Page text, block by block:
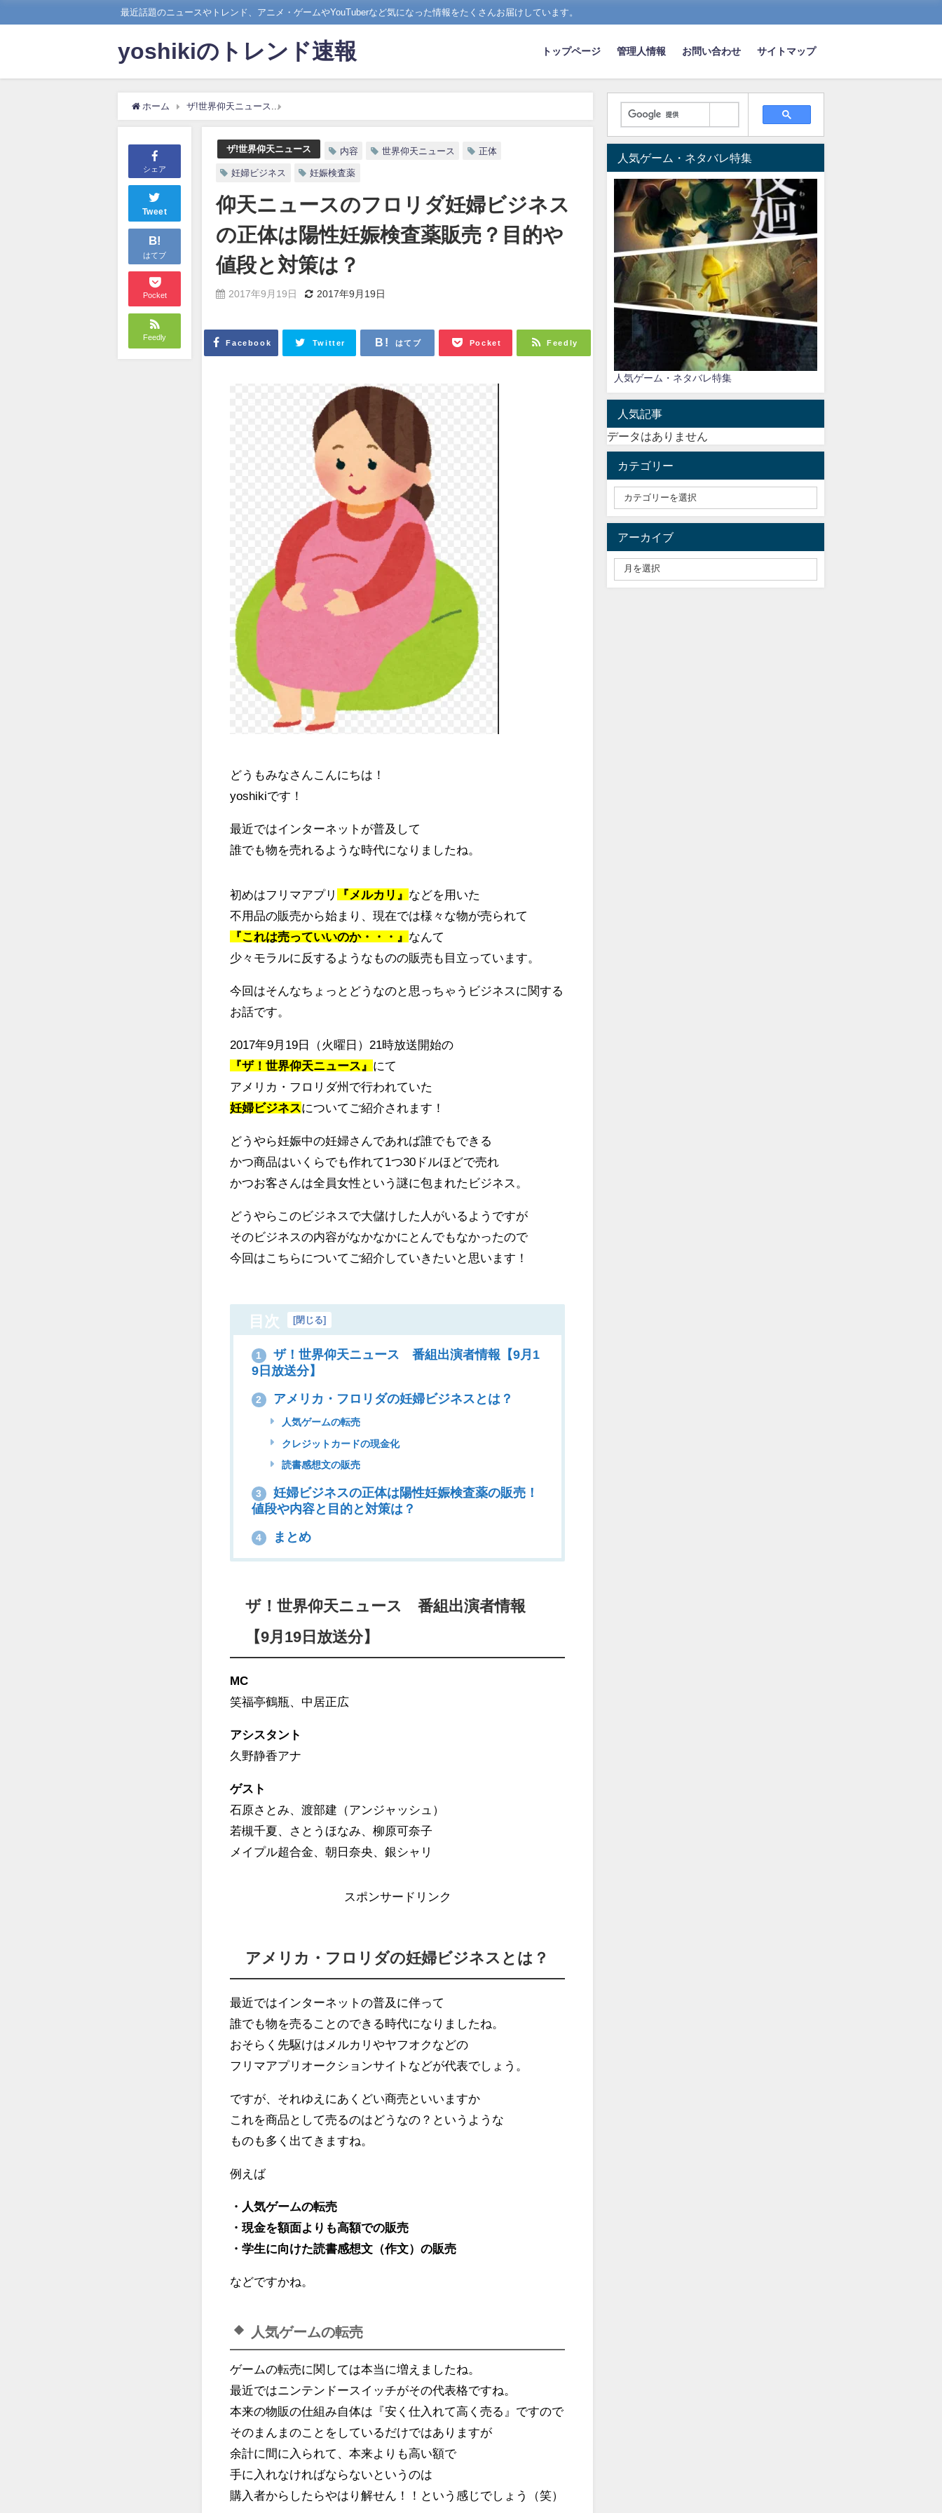
最近話題のニュースやトレンド、アニメ・ゲームやYouTuberなど気になった情報をたくさんお届けしています。
yoshikiのトレンド速報 トップページ 管理人情報 お問い合わせ サイトマップ
ホーム ザ!世界仰天ニュース 仰天ニュースのフロリダ妊婦ビジネスの正体は陽性妊娠検査薬販売？目的や値段と対策は？
シェア
Tweet
B!
はてブ
Pocket
Feedly
ザ!世界仰天ニュース 内容 世界仰天ニュース 正体
妊婦ビジネス 妊娠検査薬
仰天ニュースのフロリダ妊婦ビジネス
の正体は陽性妊娠検査薬販売？目的や
値段と対策は？
2017年9月19日 2017年9月19日
Facebook Twitter はてブ Pocket Feedly
どうもみなさんこんにちは！
yoshikiです！
最近ではインターネットが普及して
誰でも物を売れるような時代になりましたね。
初めはフリマアプリ 『メルカリ』 などを用いた
不用品の販売から始まり、現在では様々な物が売られて
『これは売っていいのか・・・』 なんて
少々モラルに反するようなものの販売も目立っています。
今回はそんなちょっとどうなのと思っちゃうビジネスに関する
お話です。
2017年9月19日（火曜日）21時放送開始の
『ザ！世界仰天ニュース』 にて
アメリカ・フロリダ州で行われていた
妊婦ビジネスについてご紹介されます！
どうやら妊娠中の妊婦さんであれば誰でもできる
かつ商品はいくらでも作れて1つ30ドルほどで売れ
かつお客さんは全員女性という謎に包まれたビジネス。
どうやらこのビジネスで大儲けした人がいるようですが
そのビジネスの内容がなかなかにとんでもなかったので
今回はこちらについてご紹介していきたいと思います！
目次 [閉じる]
1
ザ！世界仰天ニュース 番組出演者情報【9月1
9日放送分】
2 アメリカ・フロリダの妊婦ビジネスとは？
人気ゲームの転売
クレジットカードの現金化
読書感想文の販売
3
妊婦ビジネスの正体は陽性妊娠検査薬の販売！
値段や内容と目的と対策は？
4 まとめ
ザ！世界仰天ニュース 番組出演者情報
【9月19日放送分】
MC
笑福亭鶴瓶、中居正広
アシスタント
久野静香アナ
ゲスト
石原さとみ、渡部建（アンジャッシュ）
若槻千夏、さとうほなみ、柳原可奈子
メイプル超合金、朝日奈央、銀シャリ
スポンサードリンク
アメリカ・フロリダの妊婦ビジネスとは？
最近ではインターネットの普及に伴って
誰でも物を売ることのできる時代になりましたね。
おそらく先駆けはメルカリやヤフオクなどの
フリマアプリオークションサイトなどが代表でしょう。
ですが、それゆえにあくどい商売といいますか
これを商品として売るのはどうなの？というような
ものも多く出てきますね。
例えば
・人気ゲームの転売
・現金を額面よりも高額での販売
・学生に向けた読書感想文（作文）の販売
などですかね。
人気ゲームの転売
ゲームの転売に関しては本当に増えましたね。
最近ではニンテンドースイッチがその代表格ですね。
本来の物販の仕組み自体は『安く仕入れて高く売る』ですので
そのまんまのことをしているだけではありますが
余計に間に入られて、本来よりも高い額で
手に入れなければならないというのは
購入者からしたらやはり解せん！！という感じでしょう（笑）
人気ゲーム・ネタバレ特集
人気ゲーム・ネタバレ特集
人気記事
データはありません
カテゴリー
アーカイブ